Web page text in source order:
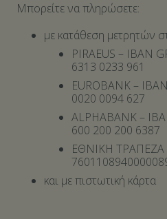
Μπορείτε να πληρώσετε:
με κατάθεση μετρητών
PIRAEUS – IBAN
6313 0233 961
EUROBANK –
0020 0094 627
ALPHABANK –
600 200 200 6387
ΕΘΝΙΚΗ ΤΡΑΠΕΖΑ
και με πιστωτική κάρτα